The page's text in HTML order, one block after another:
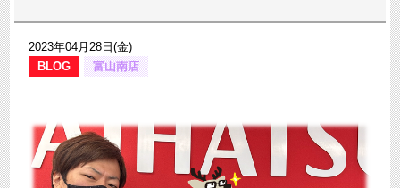
2023年04月28日(金)
BLOG
富山南店